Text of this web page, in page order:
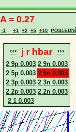
A = 0.27
-1 +1 +2 +5 +10 POSLEDNÍ
‹‹‹ j r hbar ›››
2 9p 0.003 2 9n 0.003
2 5p 0.003 2 5n 0.003
2 3p 0.003 2 3n 0.003
2 2p 0.003 2 2n 0.003
2 1 0.003